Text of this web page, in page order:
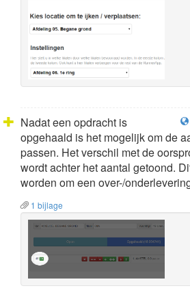
Nadat een opdracht is
opgehaald is het mogelijk om de
passen. Het verschil met de
wordt achter het aantal getoond.
worden om een over-/
1 bijlage